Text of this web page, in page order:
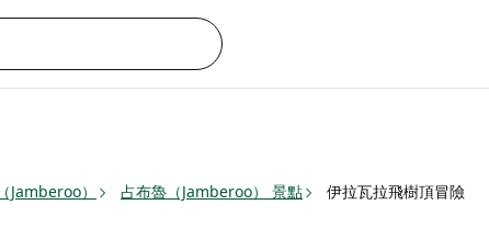
Jamberoo） 占布魯（Jamberoo） 景點 伊拉瓦拉飛樹頂冒險